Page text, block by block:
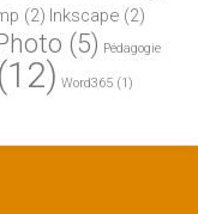
(2) Inkscape (2)
(5) Pédagogie
(12) Word365 (1)